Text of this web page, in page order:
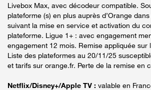
Livebox Max, avec décodeur compatible.
plateforme (s) en plus auprès d’Orange
suivant la mise en service et activation du
plateforme. Ligue 1+ : avec engagement
engagement 12 mois. Remise appliquée sur
Liste des plateformes au 20/11/25
et tarifs sur orange.fr. Perte de la remise en
Netflix/Disney+/Apple TV : valable en